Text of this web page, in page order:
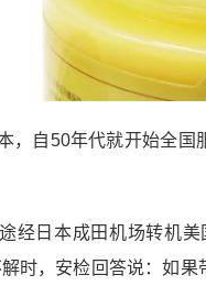
，自50年代就开始全国
经日本成田机场转机
解时，安检回答说：如